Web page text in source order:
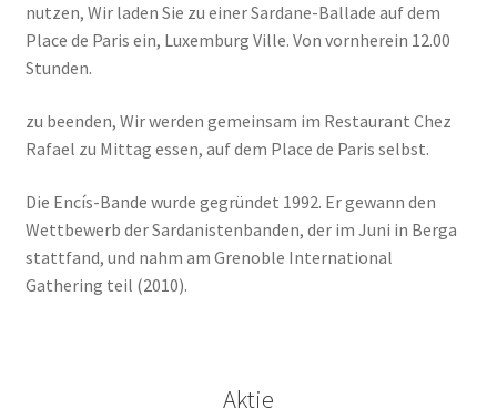
nutzen, Wir laden Sie zu einer Sardane-Ballade auf dem
Place de Paris ein, Luxemburg Ville. Von vornherein 12.00
Stunden.
zu beenden, Wir werden gemeinsam im Restaurant Chez
Rafael zu Mittag essen, auf dem Place de Paris selbst.
Die Encís-Bande wurde gegründet 1992. Er gewann den
Wettbewerb der Sardanistenbanden, der im Juni in Berga
stattfand, und nahm am Grenoble International
Gathering teil (2010).
Aktie